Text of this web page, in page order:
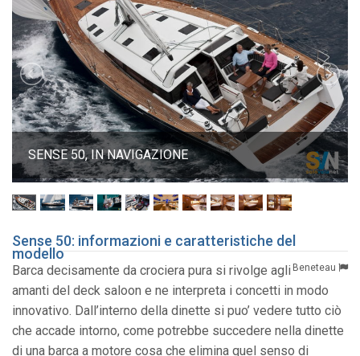
SENSE 50, IN NAVIGAZIONE
Sense 50: informazioni e caratteristiche del
modello
Beneteau
Barca decisamente da crociera pura si rivolge agli
amanti del deck saloon e ne interpreta i concetti in modo
innovativo. Dall’interno della dinette si puo’ vedere tutto ciò
che accade intorno, come potrebbe succedere nella dinette
di una barca a motore cosa che elimina quel senso di